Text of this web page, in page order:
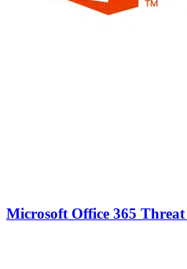
Microsoft Office 365